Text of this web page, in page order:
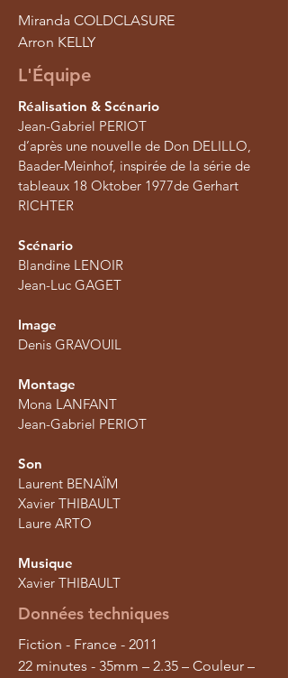
Miranda COLDCLASURE
Arron KELLY
L'Équipe
Réalisation & Scénario
Jean-Gabriel PERIOT
d’après une nouvelle de Don DELILLO,
Baader-Meinhof, inspirée de la série de
tableaux 18 Oktober 1977de Gerhart
RICHTER
Scénario
Blandine LENOIR
Jean-Luc GAGET
Image
Denis GRAVOUIL
Montage
Mona LANFANT
Jean-Gabriel PERIOT
Son
Laurent BENAÏM
Xavier THIBAULT
Laure ARTO
Musique
Xavier THIBAULT
Données techniques
Fiction - France - 2011
22 minutes - 35mm – 2.35 – Couleur –